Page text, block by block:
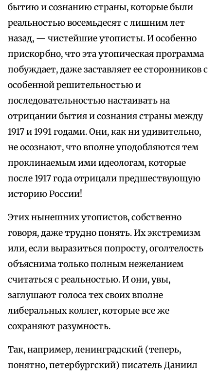
бытию и сознанию страны, которые были
реальностью восемьдесят с лишним лет
назад, — чистейшие утописты. И особенно
прискорбно, что эта утопическая программа
побуждает, даже заставляет ее сторонников с
особенной решительностью и
последовательностью настаивать на
отрицании бытия и сознания страны между
1917 и 1991 годами. Они, как ни удивительно,
не осознают, что вполне уподобляются тем
проклинаемым ими идеологам, которые
после 1917 года отрицали предшествующую
историю России!
Этих нынешних утопистов, собственно
говоря, даже трудно понять. Их экстремизм
или, если выразиться попросту, оголтелость
объяснима только полным нежеланием
считаться с реальностью. И они, увы,
заглушают голоса тех своих вполне
либеральных коллег, которые все же
сохраняют разумность.
Так, например, ленинградский (теперь,
понятно, петербургский) писатель Даниил